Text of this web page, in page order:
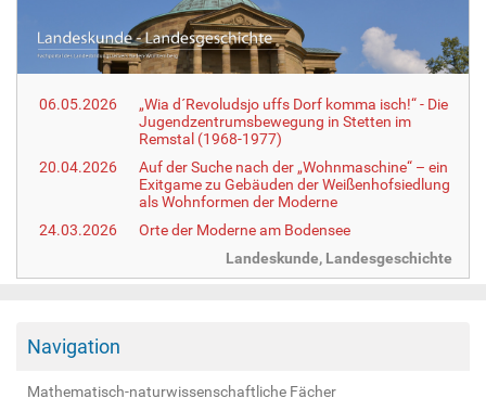
:
06.05.2026
„Wia d´Revoludsjo uffs Dorf komma isch!“ - Die
Jugendzentrumsbewegung in Stetten im
Remstal (1968-1977)
20.04.2026
Auf der Suche nach der „Wohnmaschine“ – ein
Exitgame zu Gebäuden der Weißenhofsiedlung
als Wohnformen der Moderne
24.03.2026
Orte der Moderne am Bodensee
Landeskunde, Landesgeschichte
Navigation
Mathematisch-naturwissenschaftliche Fächer